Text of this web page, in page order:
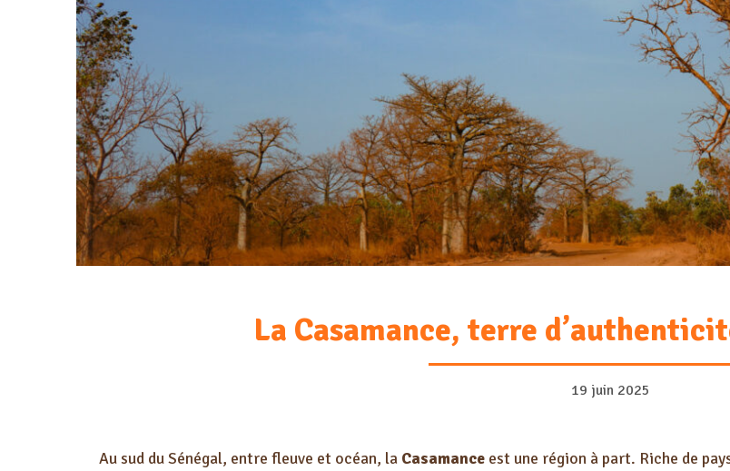
La Casamance, terre
19 juin 2025
Au sud du Sénégal, entre fleuve et océan, laCasamanceest une région à part. Riche de